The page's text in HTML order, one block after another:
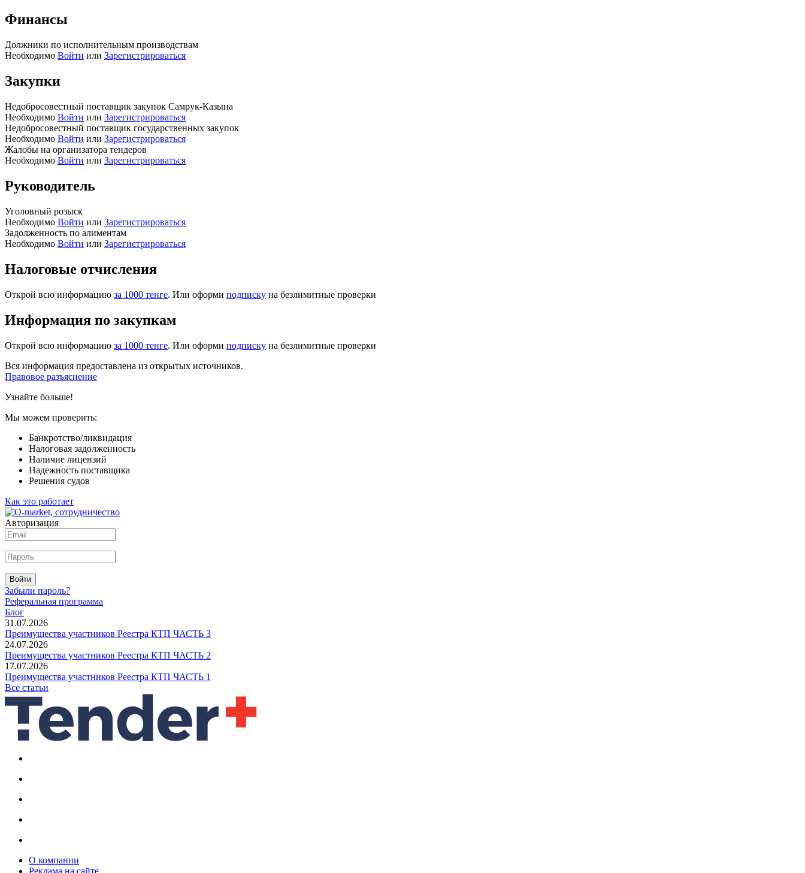
Финансы
Должники по исполнительным производствам
Необходимо Войти или Зарегистрироваться
Закупки
Недобросовестный поставщик закупок Самрук-Казына
Необходимо Войти или Зарегистрироваться
Недобросовестный поставщик государственных закупок
Необходимо Войти или Зарегистрироваться
Жалобы на организатора тендеров
Необходимо Войти или Зарегистрироваться
Руководитель
Уголовный розыск
Необходимо Войти или Зарегистрироваться
Задолженность по алиментам
Необходимо Войти или Зарегистрироваться
Налоговые отчисления
Открой всю информацию за 1000 тенге. Или оформи подписку на безлимитные проверки
Информация по закупкам
Открой всю информацию за 1000 тенге. Или оформи подписку на безлимитные проверки
Вся информация предоставлена из открытых источников.
Правовое разъяснение
Узнайте больше!
Мы можем проверить:
Банкротство/ликвидация
Налоговая задолженность
Наличие лицензий
Надежность поставщика
Решения судов
Как это работает
Авторизация
Войти
Забыли пароль?
Реферальная программа
Блог
31.07.2026
Преимущества участников Реестра КТП ЧАСТЬ 3
24.07.2026
Преимущества участников Реестра КТП ЧАСТЬ 2
17.07.2026
Преимущества участников Реестра КТП ЧАСТЬ 1
Все статьи
О компании
Реклама на сайте